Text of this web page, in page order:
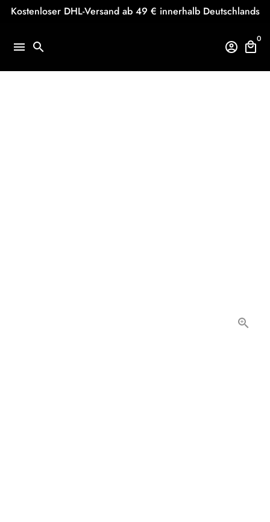
Direkt
Kostenloser DHL-Versand ab 49 € innerhalb Deutschlands
menu search account_circle local_mall
0